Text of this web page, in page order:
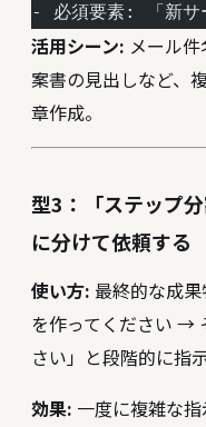
- 必須要素: 「新サ
活用シーン: メール
案書の見出しなど、
章作成。
型3：「ステップ
に分けて依頼する
使い方: 最終的な成
を作ってください →
さい」と段階的に指
効果: 一度に複雑な